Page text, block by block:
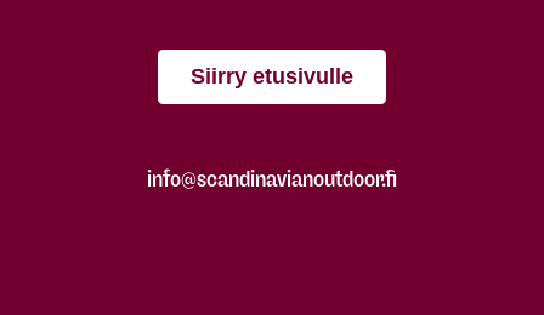
Siirry etusivulle
info@scandinavianoutdoor.fi